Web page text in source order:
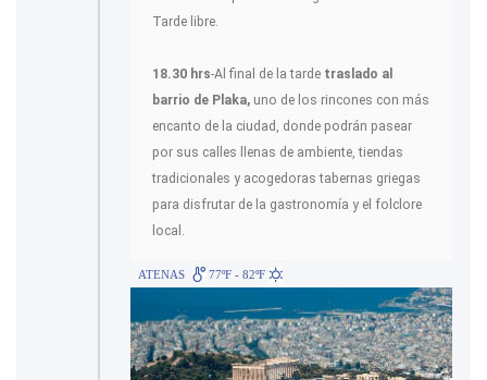
Tarde libre.
18.30 hrs-Al final de la tarde traslado al
barrio de Plaka, uno de los rincones con más
encanto de la ciudad, donde podrán pasear
por sus calles llenas de ambiente, tiendas
tradicionales y acogedoras tabernas griegas
para disfrutar de la gastronomía y el folclore
local.
ATENAS 77ºF - 82ºF